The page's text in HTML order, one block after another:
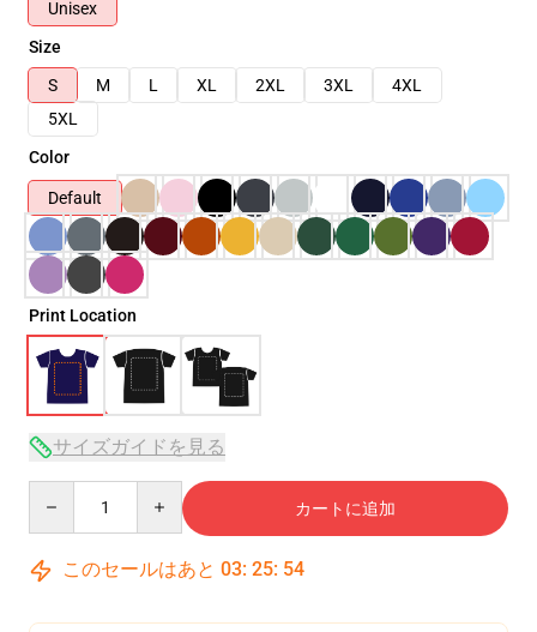
Unisex
Size
S
M L XL 2XL 3XL
4XL
5XL
Color
Default
Print Location
サイズガイドを見る
カートに追加
このセールはあと 03: 25: 54